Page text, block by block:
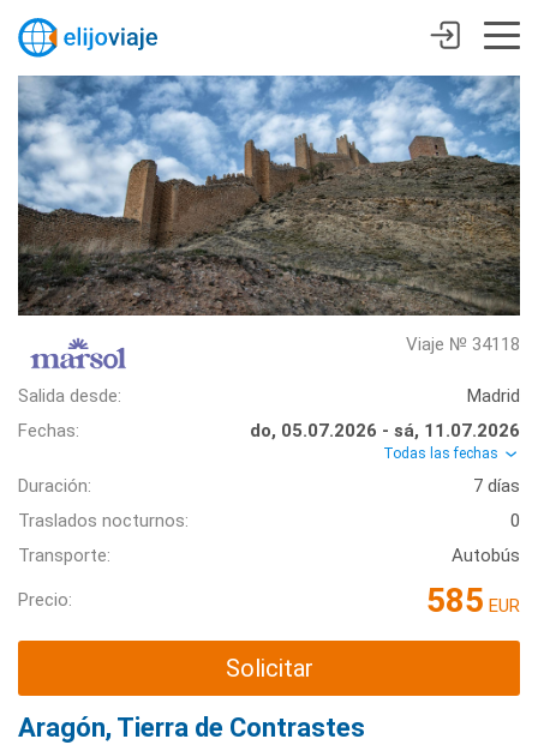
Viaje № 34118
Salida desde:
Madrid
Fechas:
do, 05.07.2026 - sá, 11.07.2026
Todas las fechas
Duración:
7 días
Traslados nocturnos:
0
Transporte:
Autobús
Precio: 585 EUR
Solicitar
Aragón, Tierra de Contrastes